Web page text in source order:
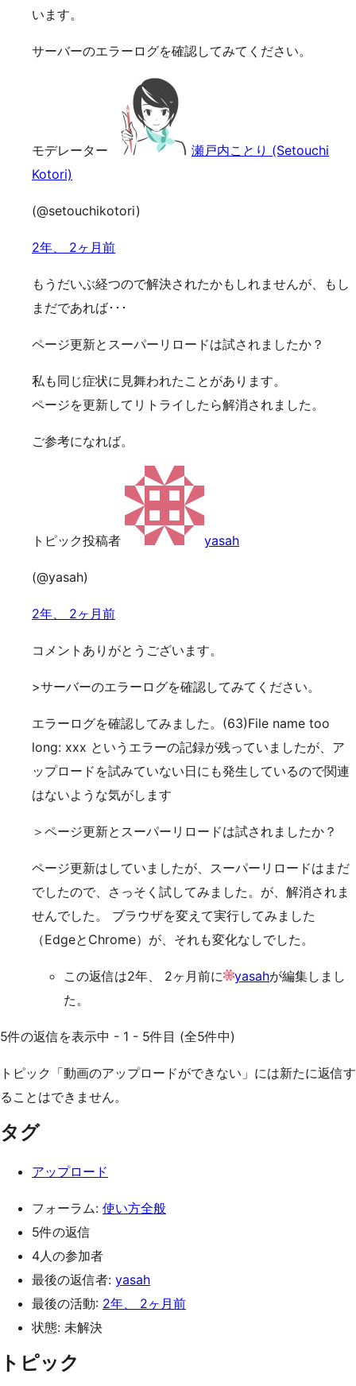
います。
サーバーのエラーログを確認してみてください。
モデレーター
瀬戸内ことり (Setouchi
Kotori)
(@setouchikotori)
2年、 2ヶ月前
もうだいぶ経つので解決されたかもしれませんが、もし
まだであれば･･･
ページ更新とスーパーリロードは試されましたか？
私も同じ症状に見舞われたことがあります。
ページを更新してリトライしたら解消されました。
ご参考になれば。
トピック投稿者 yasah
(@yasah)
2年、 2ヶ月前
コメントありがとうございます。
>サーバーのエラーログを確認してみてください。
エラーログを確認してみました。(63)File name too
long: xxx というエラーの記録が残っていましたが、ア
ップロードを試みていない日にも発生しているので関連
はないような気がします
＞ページ更新とスーパーリロードは試されましたか？
ページ更新はしていましたが、スーパーリロードはまだ
でしたので、さっそく試してみました。が、解消されま
せんでした。 ブラウザを変えて実行してみました
（EdgeとChrome）が、それも変化なしでした。
この返信は2年、 2ヶ月前に yasahが編集しまし
た。
5件の返信を表示中 - 1 - 5件目 (全5件中)
トピック「動画のアップロードができない」には新たに返信す
ることはできません。
タグ
アップロード
フォーラム: 使い方全般
5件の返信
4人の参加者
最後の返信者: yasah
最後の活動: 2年、 2ヶ月前
状態: 未解決
トピック